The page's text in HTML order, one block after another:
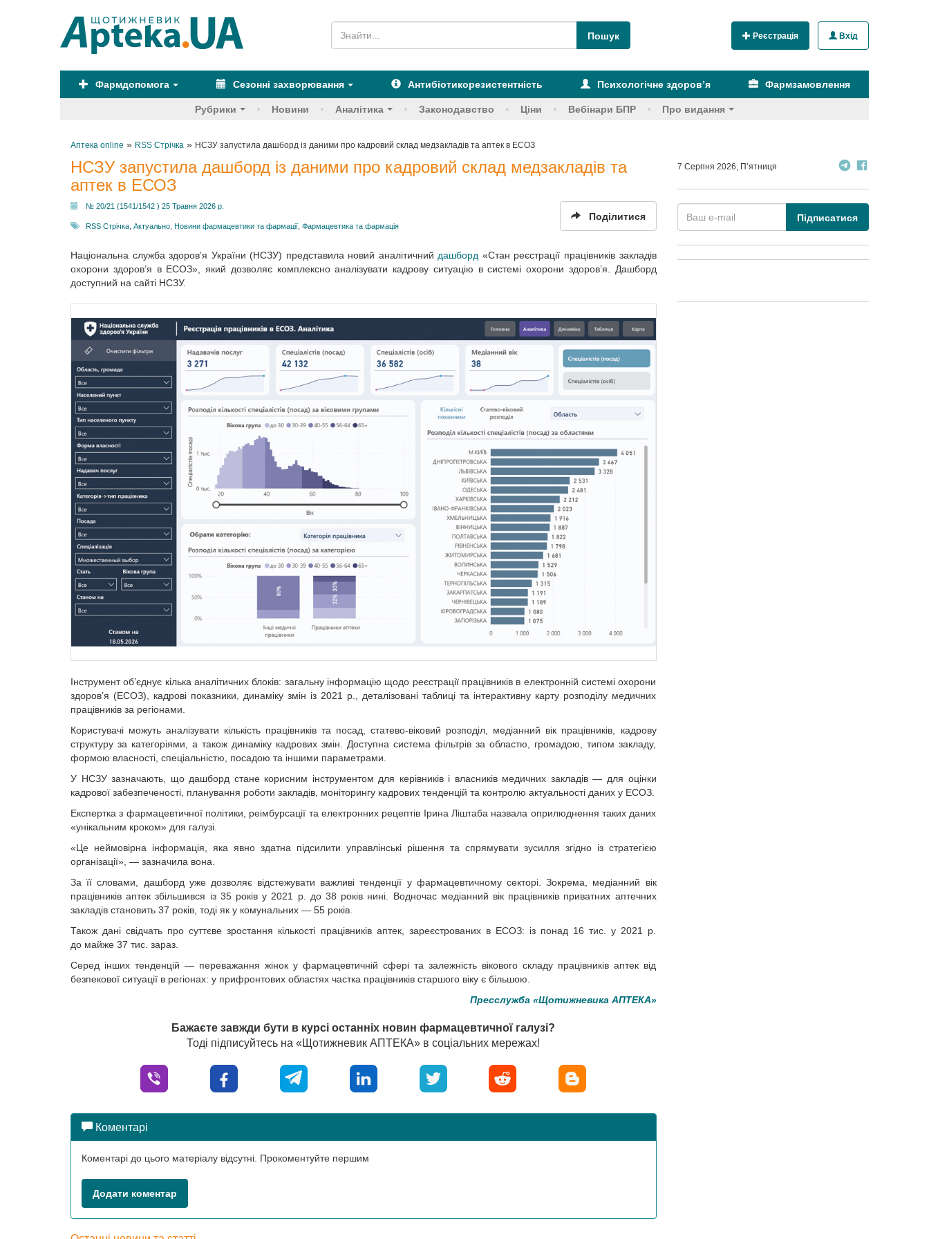
Реєстрація Вхід
Фармдопомога Сезонні захворювання Антибіотикорезистентність Психологічне здоров’я Фармзамовлення
Рубрики Новини Аналітика Законодавство Ціни Вебінари БПР Про видання
Аптека online » RSS Стрічка » НСЗУ запустила дашборд із даними про кадровий склад медзакладів та аптек в ЕСОЗ
НСЗУ запустила дашборд із даними про кадровий склад медзакладів та
аптек в ЕСОЗ
№ 20/21 (1541/1542 ) 25 Травня 2026 р.
RSS Стрічка Актуально Новини фармацевтики та фармації Фармацевтика та фармація
Поділитися
Національна служба здоров’я України (НСЗУ) представила новий аналітичний дашборд «Стан реєстрації працівників закладів
охорони здоров’я в ЕСОЗ», який дозволяє комплексно аналізувати кадрову ситуацію в системі охорони здоров’я. Дашборд
доступний на сайті НСЗУ.
Інструмент об’єднує кілька аналітичних блоків: загальну інформацію щодо реєстрації працівників в електронній системі охорони
здоров’я (ЕСОЗ), кад­рові показники, динаміку змін із 2021 р., деталізовані таблиці та інтерактивну карту розподілу медичних
працівників за регіонами.
Користувачі можуть аналізувати кількість працівників та посад, статево-віковий розподіл, медіанний вік працівників, кадрову
структуру за категорія­ми, а також динаміку кадрових змін. Доступна система фільтрів за областю, громадою, типом закладу,
формою власності, спеціальністю, посадою та іншими параметрами.
У НСЗУ зазначають, що дашборд стане корисним інструментом для керівників і власників медичних закладів — для оцінки
кадрової забезпеченості, планування роботи закладів, моніторингу кадрових тенденцій та контролю актуальності даних у ЕСОЗ.
Експертка з фармацевтичної політики, реімбурсації та електронних рецептів Ірина Ліштаба назвала оприлюднення таких даних
«унікальним кроком» для галузі.
«Це неймовірна інформація, яка явно здатна підсилити управлінські рішення та спрямувати зусилля згідно із стратегією
організації», — зазначила вона.
За її словами, дашборд уже дозволяє відстежувати важливі тенденції у фармацевтичному секторі. Зокрема, медіанний вік
працівників аптек збільшився із 35 років у 2021 р. до 38 років нині. Водночас медіанний вік працівників приватних аптечних
закладів становить 37 років, тоді як у комунальних — 55 років.
Також дані свідчать про суттєве зростання кількості працівників аптек, зареєстрованих в ЕСОЗ: із понад 16 тис. у 2021 р.
до майже 37 тис. зараз.
Серед інших тенденцій — переважання жінок у фармацевтичній сфері та залежність вікового складу працівників аптек від
безпекової ситуації в регіо­нах: у прифронтових областях частка працівників старшого віку є більшою.
Пресслужба «Щотижневика АПТЕКА»
Бажаєте завжди бути в курсі останніх новин фармацевтичної галузі?
Тоді підписуйтесь на «Щотижневик АПТЕКА» в соціальних мережах!
Коментарі
Коментарі до цього матеріалу відсутні. Прокоментуйте першим
Додати коментар
7 Серпня 2026, П’ятниця
Підписатися